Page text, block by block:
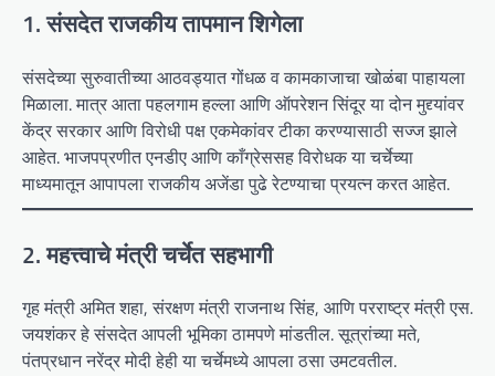
1. संसदेत राजकीय तापमान शिगेला
संसदेच्या सुरुवातीच्या आठवड्यात गोंधळ व कामकाजाचा खोळंबा पाहायला
मिळाला. मात्र आता पहलगाम हल्ला आणि ऑपरेशन सिंदूर या दोन मुद्द्यांवर
केंद्र सरकार आणि विरोधी पक्ष एकमेकांवर टीका करण्यासाठी सज्ज झाले
आहेत. भाजपप्रणीत एनडीए आणि काँग्रेससह विरोधक या चर्चेच्या
माध्यमातून आपापला राजकीय अजेंडा पुढे रेटण्याचा प्रयत्न करत आहेत.
2. महत्त्वाचे मंत्री चर्चेत सहभागी
गृह मंत्री अमित शहा, संरक्षण मंत्री राजनाथ सिंह, आणि परराष्ट्र मंत्री एस.
जयशंकर हे संसदेत आपली भूमिका ठामपणे मांडतील. सूत्रांच्या मते,
पंतप्रधान नरेंद्र मोदी हेही या चर्चेमध्ये आपला ठसा उमटवतील.